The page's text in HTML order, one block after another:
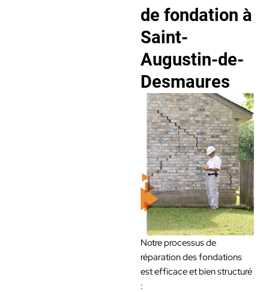
de fondation à
Saint-
Augustin-de-
Desmaures
Notre processus de
réparation des fondations
est efficace et bien structuré
: